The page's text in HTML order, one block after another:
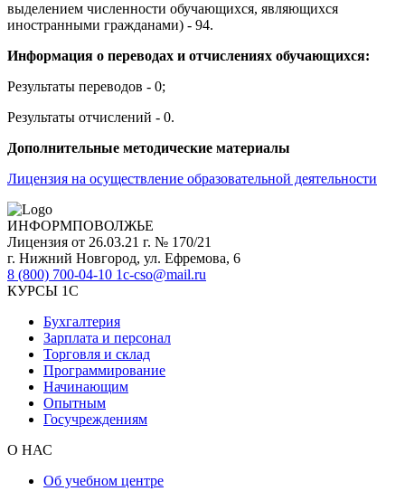
выделением численности обучающихся, являющихся
иностранными гражданами) - 94.
Информация о переводах и отчислениях обучающихся:
Результаты переводов - 0;
Результаты отчислений - 0.
Дополнительные методические материалы
Лицензия на осуществление образовательной деятельности
ИНФОРМПОВОЛЖЬЕ
Лицензия от 26.03.21 г. № 170/21
г. Нижний Новгород, ул. Ефремова, 6
8 (800) 700-04-10 1c-cso@mail.ru
КУРСЫ 1С
Бухгалтерия
Зарплата и персонал
Торговля и склад
Программирование
Начинающим
Опытным
Госучреждениям
О НАС
Об учебном центре